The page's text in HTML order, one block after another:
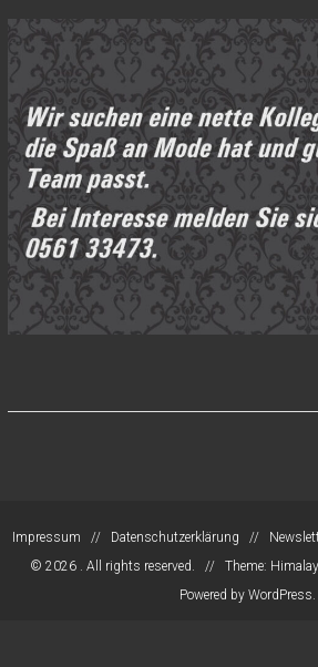
Impressum // Datenschutzerklärung //
© 2026 . All rights reserved. // Theme:
Powered by WordPress.